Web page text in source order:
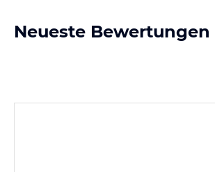
Neueste Bewertungen